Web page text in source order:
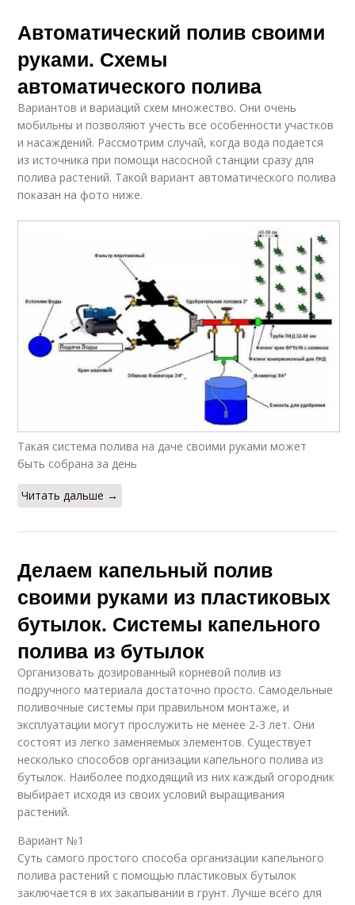
Автоматический полив своими
руками. Схемы
автоматического полива
Вариантов и вариаций схем множество. Они очень
мобильны и позволяют учесть все особенности участков
и насаждений. Рассмотрим случай, когда вода подается
из источника при помощи насосной станции сразу для
полива растений. Такой вариант автоматического полива
показан на фото ниже.
Такая система полива на даче своими руками может
быть собрана за день
Читать дальше →
Делаем капельный полив
своими руками из пластиковых
бутылок. Системы капельного
полива из бутылок
Организовать дозированный корневой полив из
подручного материала достаточно просто. Самодельные
поливочные системы при правильном монтаже, и
эксплуатации могут прослужить не менее 2-3 лет. Они
состоят из легко заменяемых элементов. Существует
несколько способов организации капельного полива из
бутылок. Наиболее подходящий из них каждый огородник
выбирает исходя из своих условий выращивания
растений.
Вариант №1
Суть самого простого способа организации капельного
полива растений с помощью пластиковых бутылок
заключается в их закапывании в грунт. Лучше всего для